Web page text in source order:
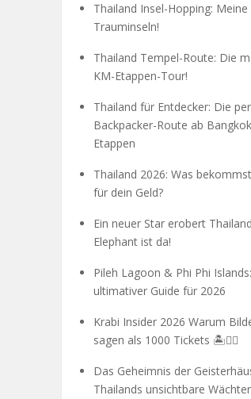
Thailand Insel-Hopping: Meine
Trauminseln!
Thailand Tempel-Route: Die
KM-Etappen-Tour!
Thailand für Entdecker: Die
Backpacker-Route ab
Etappen
Thailand 2026: Was
für dein Geld?
Ein neuer Star erobert
Elephant ist da!
Pileh Lagoon & Phi Phi
ultimativer Guide für 2026
Krabi Insider 2026 Warum
sagen als 1000 Tickets 🏝️🧗‍♂️
Das Geheimnis der
Thailands unsichtbare